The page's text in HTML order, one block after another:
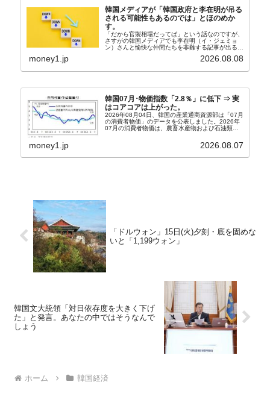
韓国メディアが「韓国政府と李在明が吊る
される可能性もあるのでは」とほのめか
す。
「だから官製相場だってば」という話なのですが、
さすがの韓国メディアでも李在明（イ・ジェミョ
ン）さんと愉快な仲間たちを非難する記事が出るよ
『朝鮮日報』に面白い記事が出ています。「東西南
money1.jp 2026.08.08
韓国07月･物価指数「2.8％」に低下 ⇒ 実
はコアコアは上がった。
2026年08月04日、韓国の産業通商資源部は「07月
の消費者物価」のデータを公表しました。2026年
07月の消費者物価は、農畜水産物および石油類の
2.8％上昇（06月は3.2％）となり、上昇率は前...
money1.jp 2026.08.07
「ドルウォン」15日(火)夕刻・底を固めな
いと「1,199ウォン」
韓国文大統領「対日依存度を大きく下げ
た」と発言。あなたの中ではそうなんで
しょう
ホーム 韓国経済